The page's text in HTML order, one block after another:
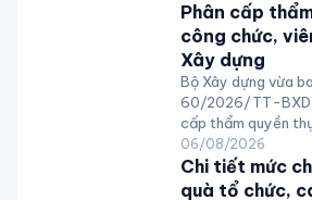
Phân cấp
công chức,
Xây dựng
Bộ Xây dựng vừa
60/2026/TT-BXD
cấp thẩm quyền
06/08/2026
Chi tiết mức
quà tổ chức,